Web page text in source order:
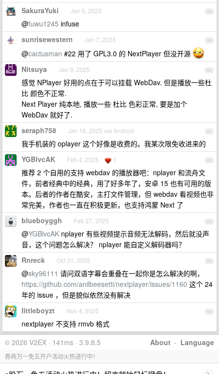
58
SakuraYuki Jan 6, 2025
@fuwu1245 infuse
59
sunrisewestern Jan 7, 2025
@cactusman #22 用了 GPL3.0 的 NextPlayer 但没开源
60
Nitsuya Jan 9, 2025
感觉 NPlayer 好用的点在于可以挂载 WebDav. 但是播放一些杜
比 颜色不正常.
Next Player 纯本地, 播放一些 杜比 色彩正常, 要是加个
WebDav 就好了.
61
seraph758 Jan 16, 2025 via Android
我手机装的 oplayer 这个好像是收费的。我某次限免收进来的
62
YGBlvcAK Feb 4, 2025 1
推荐 2 个自用的支持 webdav 的播放器吧：nplayer 和流舟文
件，前者经典中的经典，用了好多年了，安卓 15 也有可用的版
本。后者的作者在酷安，主打文件管理，但 webdav 看视频也非
常完美，作者也一直在积极更新，也支持鸿蒙 Next 了
63
blueboyggh Feb 27, 2025
@YGBlvcAK nplayer 有些视频提示音频无法解码，然后就没声
音，这个问题怎么解决？ nplayer 能自定义解码器吗？
64
Rnreck Oct 21, 2025
@sky96111 请问双语字幕会重叠在一起你是怎么解决的啊，
https://github.com/anilbeesetti/nextplayer/issues/1160 这个 24
年的 issue ，但是貌似依然没有解决
65
littleboyzt Nov 4, 2025
nextplayer 不支持 rmvb 格式
About · Language
© 2026 V2EX · 141ms · 3.9.8.5
券商万一免五开户活动火热进行中！